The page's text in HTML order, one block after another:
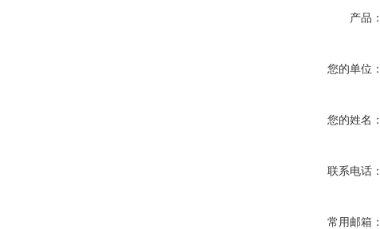
产品：
您的单位：
您的姓名：
联系电话：
常用邮箱：